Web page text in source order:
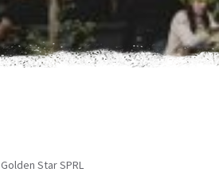
Golden Star SPRL